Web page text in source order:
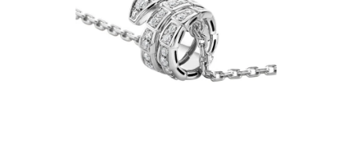
l’icône de Bulgari. Capturant la nature
puissante et en constante évolution du
serpent mythique, cette création
joaillière magnétique nous invite à voir
le changement comme une source de